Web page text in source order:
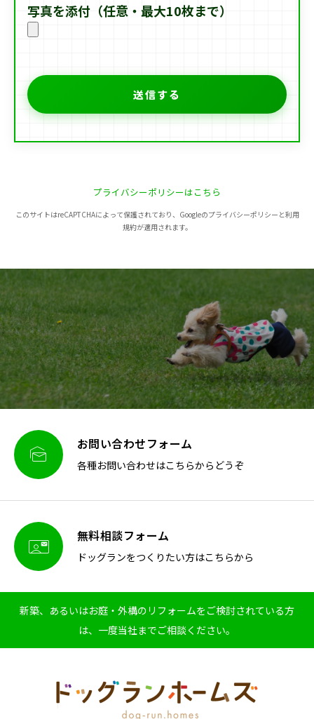
写真を添付（任意・最大10枚まで）
プライバシーポリシーはこちら
このサイトはreCAPTCHAによって保護されており、Googleのプライバシーポリシーと利用
規約が適用されます。
 お問い合わせフォーム
各種お問い合わせはこちらからどうぞ
 無料相談フォーム
ドッグランをつくりたい方はこちらから
新築、あるいはお庭・外構のリフォームをご検討されている方
は、一度当社までご相談ください。